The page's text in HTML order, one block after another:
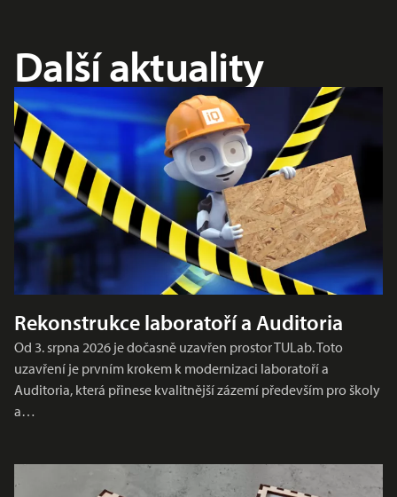
Další aktuality
Rekonstrukce laboratoří a Auditoria
Od 3. srpna 2026 je dočasně uzavřen prostor TULab. Toto
uzavření je prvním krokem k modernizaci laboratoří a
Auditoria, která přinese kvalitnější zázemí především pro školy
a…